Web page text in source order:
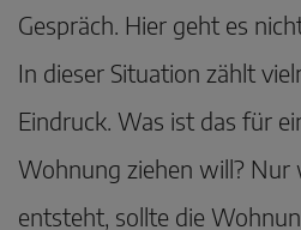
Gespräch. Hier geht es
In dieser Situation zählt
Eindruck. Was ist das für
Wohnung ziehen will? Nur
entsteht, sollte die